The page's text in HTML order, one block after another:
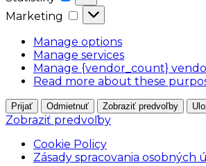
Marketing
Marketing
Manage options
Manage services
Manage {vendor_count}
Read more about these
Prijať Odmietnuť Zobraziť predvoľby
Zobraziť predvoľby
Cookie Policy
Zásady spracovania osobných